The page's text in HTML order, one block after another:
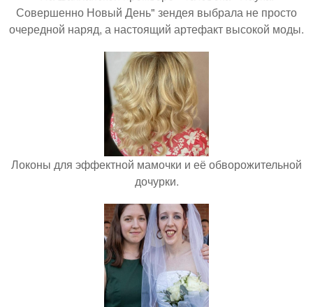
Совершенно Новый День" зендея выбрала не просто
очередной наряд, а настоящий артефакт высокой моды.
Локоны для эффектной мамочки и её обворожительной
дочурки.